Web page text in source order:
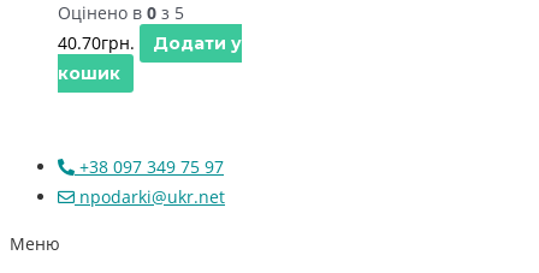
Оцінено в 0 з 5
40.70грн.
Додати у
кошик
+38 097 349 75 97
npodarki@ukr.net
Меню